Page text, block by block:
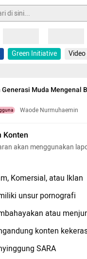
Green Initiative
Muda Mengenal
Waode Nurmuhaemin
Konten
akan menggunakan
Komersial, atau Iklan
unsur pornografi
atau
konten
SARA